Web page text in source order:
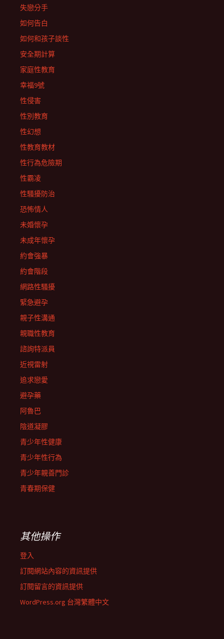
失戀分手
如何告白
如何和孩子談性
安全期計算
家庭性教育
幸福9號
性侵害
性別教育
性幻想
性教育教材
性行為危險期
性霸凌
性騷擾防治
恐怖情人
未婚懷孕
未成年懷孕
約會強暴
約會階段
網路性騷擾
緊急避孕
親子性溝通
親職性教育
諮詢特派員
近視雷射
追求戀愛
避孕藥
阿魯巴
陰道凝膠
青少年性健康
青少年性行為
青少年親善門診
青春期保健
其他操作
登入
訂閱網站內容的資訊提供
訂閱留言的資訊提供
WordPress.org 台灣繁體中文